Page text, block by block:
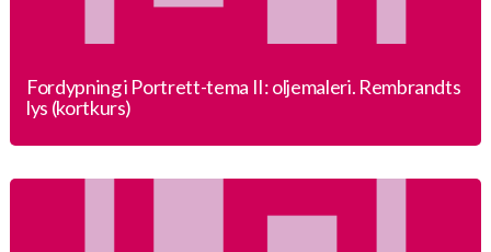
Fordypning i Portrett-tema II: oljemaleri. Rembrandts
lys (kortkurs)